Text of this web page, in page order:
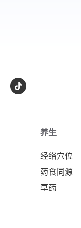
养生
经络穴位
药食同源
草药